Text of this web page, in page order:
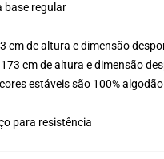
base regular
cm de altura e dimensão
173 cm de altura e dimensão
estáveis são 100%
para resistência